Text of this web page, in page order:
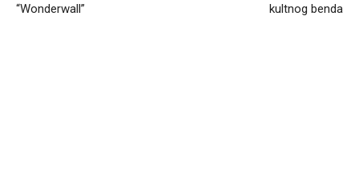
“Wonderwall”
kultnog benda